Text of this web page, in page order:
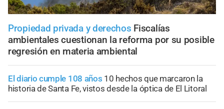
Propiedad privada y derechos Fiscalías
ambientales cuestionan la reforma por su posible
regresión en materia ambiental
El diario cumple 108 años 10 hechos que marcaron la
historia de Santa Fe, vistos desde la óptica de El Litoral